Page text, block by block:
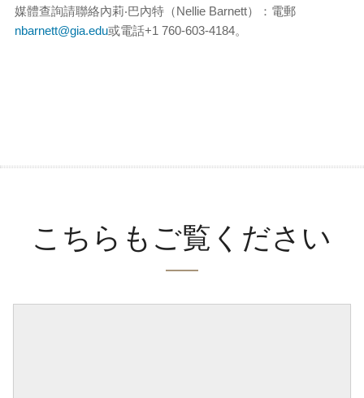
媒體查詢請聯絡內莉‧巴內特（Nellie Barnett）：電郵
nbarnett@gia.edu或電話+1 760-603-4184。
こちらもご覧ください